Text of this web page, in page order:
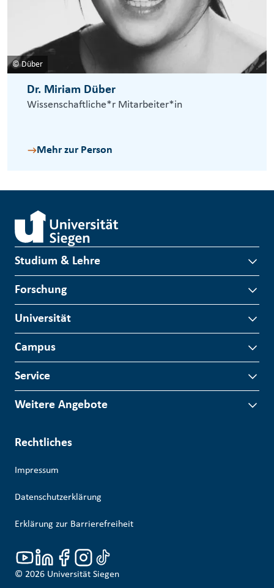
© Düber
Dr. Miriam Düber
Wissenschaftliche*r Mitarbeiter*in
Mehr zur Person
Studium & Lehre
Forschung
Universität
Campus
Service
Weitere Angebote
Rechtliches
Impressum
Datenschutzerklärung
Erklärung zur Barrierefreiheit
© 2026 Universität Siegen